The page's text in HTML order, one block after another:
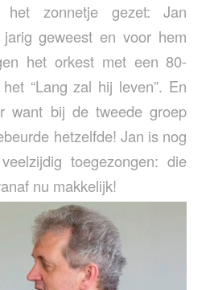
zonnetje gezet: Jan
geweest en voor hem
het orkest met een 80-
“Lang zal hij leven”. En
want bij de tweede groep
hetzelfde! Jan is nog
toegezongen: die
nu makkelijk!